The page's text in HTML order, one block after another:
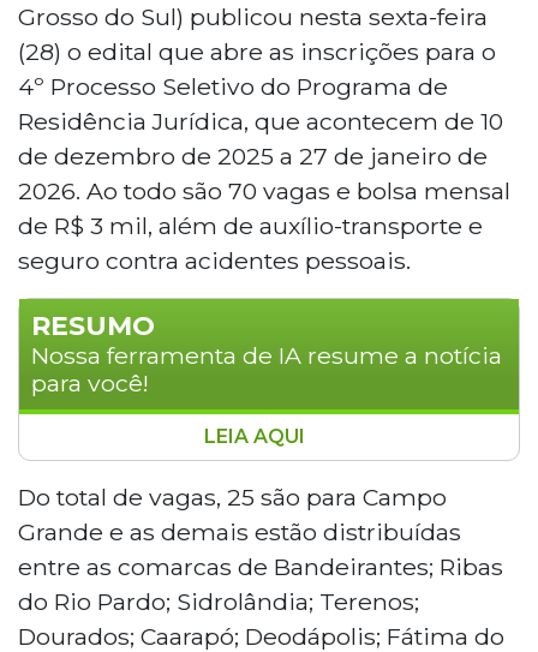
Grosso do Sul) publicou nesta sexta-feira
(28) o edital que abre as inscrições para o
4º Processo Seletivo do Programa de
Residência Jurídica, que acontecem de 10
de dezembro de 2025 a 27 de janeiro de
2026. Ao todo são 70 vagas e bolsa mensal
de R$ 3 mil, além de auxílio-transporte e
seguro contra acidentes pessoais.
RESUMO
Nossa ferramenta de IA resume a notícia
para você!
O Tribunal de Justiça de Mato Grosso do Sul
abriu inscrições para 70 vagas em seu
Programa de Residência Jurídica, com bolsa
seguro contra acidentes. As vagas estão
distribuídas entre Campo Grande e outras 34
comarcas do estado.Para participar, é
LEIA AQUI
Do total de vagas, 25 são para Campo
Grande e as demais estão distribuídas
entre as comarcas de Bandeirantes; Ribas
do Rio Pardo; Sidrolândia; Terenos;
Dourados; Caarapó; Deodápolis; Fátima do